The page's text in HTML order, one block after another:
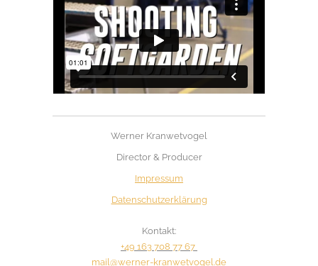
Werner Kranwetvogel
Director & Producer
Impressum
Datenschutzerklärung
Kontakt:
+49 163 708 77 67
mail@werner-kranwetvogel.de